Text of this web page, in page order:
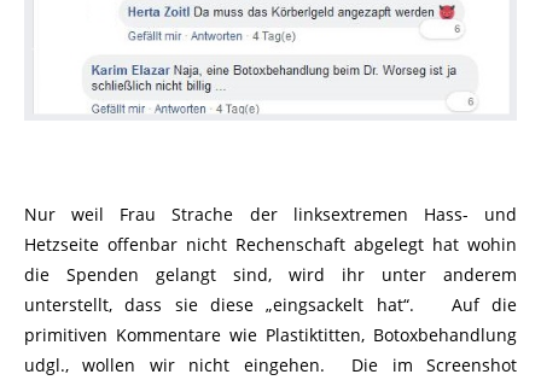
Nur weil Frau Strache der linksextremen Hass- und
Hetzseite offenbar nicht Rechenschaft abgelegt hat wohin
die Spenden gelangt sind, wird ihr unter anderem
unterstellt, dass sie diese „eingsackelt hat“. Auf die
primitiven Kommentare wie Plastiktitten, Botoxbehandlung
udgl., wollen wir nicht eingehen. Die im Screenshot